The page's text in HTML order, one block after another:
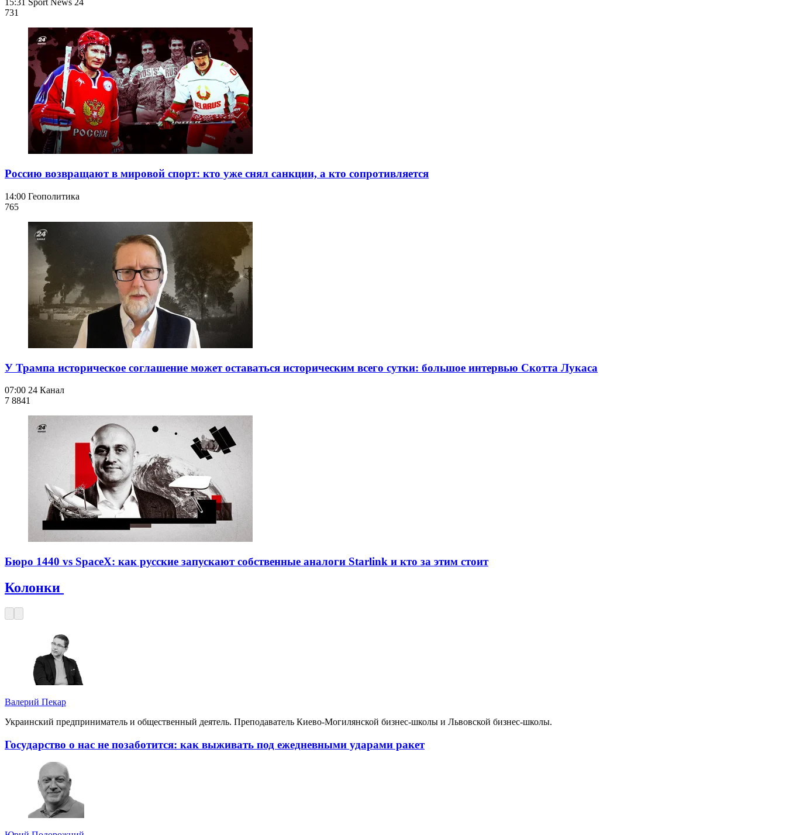
15:31 Sport News 24
731
Россию возвращают в мировой спорт: кто уже снял санкции, а кто сопротивляется
14:00 Геополитика
765
У Трампа историческое соглашение может оставаться историческим всего сутки: большое интервью Скотта Лукаса
07:00 24 Канал
7 8841
Бюро 1440 vs SpaceX: как русские запускают собственные аналоги Starlink и кто за этим стоит
Колонки
Валерий Пекар
Украинский предприниматель и общественный деятель. Преподаватель Киево-Могилянской бизнес-школы и Львовской бизнес-школы.
Государство о нас не позаботится: как выживать под ежедневными ударами ракет